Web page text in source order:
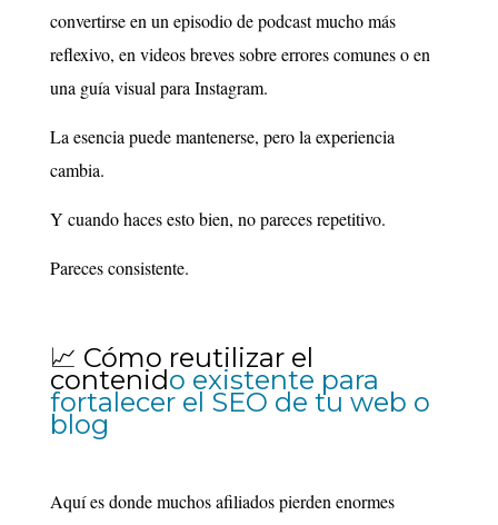
convertirse en un episodio de podcast mucho más
reflexivo, en videos breves sobre errores comunes o en
una guía visual para Instagram.
La esencia puede mantenerse, pero la experiencia
cambia.
Y cuando haces esto bien, no pareces repetitivo.
Pareces consistente.
📈 Cómo reutilizar el
contenido existente para
fortalecer el SEO de tu web o
blog
Aquí es donde muchos afiliados pierden enormes